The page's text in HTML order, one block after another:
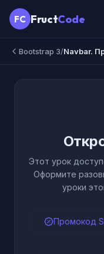
FC FructCode
Bootstrap 3/Navbar.
Этот урок
Оформите
уроки
Промокод